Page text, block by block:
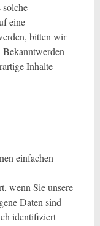
eine
bitten wir
Inhalte
einfachen
wenn Sie unsere
Daten sind
identifiziert